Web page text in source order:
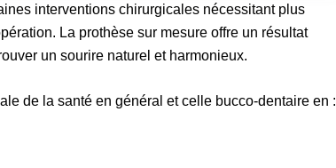
interventions chirurgicales nécessitant plus
La prothèse sur mesure offre un résultat
un sourire naturel et harmonieux.
de la santé en général et celle bucco-dentaire en :